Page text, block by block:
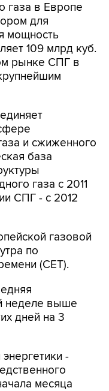
газа в Европе
для
мощность
109 млрд куб.
рынке СПГ в
и сжиженного
база
газа с 2011
СПГ - с 2012
газовой
по
(CET).
неделе выше
дней на 3
-
месяца